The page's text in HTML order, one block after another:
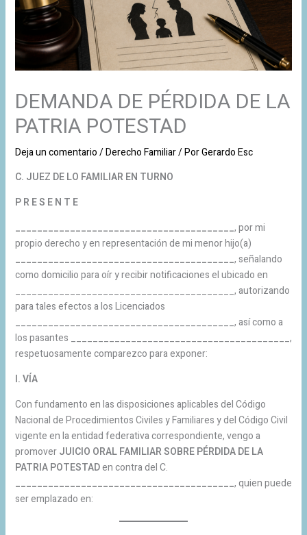
DEMANDA DE PÉRDIDA DE LA
PATRIA POTESTAD
Deja un comentario/Derecho Familiar/ PorGerardo Esc
C. JUEZ DE LO FAMILIAR EN TURNO
P R E S E N T E
________________________________________, por mi
propio derecho y en representación de mi menor hijo(a)
________________________________________, señalando
como domicilio para oír y recibir notificaciones el ubicado en
________________________________________, autorizando
para tales efectos a los Licenciados
________________________________________, así como a
los pasantes ________________________________________,
respetuosamente comparezco para exponer:
I. VÍA
Con fundamento en las disposiciones aplicables del Código
Nacional de Procedimientos Civiles y Familiares y del Código Civil
vigente en la entidad federativa correspondiente, vengo a
promoverJUICIO ORAL FAMILIAR SOBRE PÉRDIDA DE LA
PATRIA POTESTADen contra del C.
________________________________________, quien puede
ser emplazado en: